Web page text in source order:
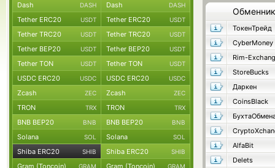
Обменник
ТокенТрейд
CyberMoney
Rim-
StoreBucks
Даркен
CoinsBlack
AlfaBit
Delets
Dash DASH Dash DASH
Tether ERC20 USDT Tether ERC20 USDT
Tether TRC20 USDT Tether TRC20 USDT
Tether BEP20 USDT Tether BEP20 USDT
Tether TON USDT Tether TON USDT
USDC ERC20 USDC USDC ERC20 USDC
Zcash ZEC Zcash ZEC
TRON TRX TRON TRX
BNB BEP20 BNB BNB BEP20 BNB
Solana SOL Solana SOL
Shiba ERC20 SHIB Shiba ERC20 SHIB
Gram (Toncoin) GRAM Gram (Toncoin) GRAM